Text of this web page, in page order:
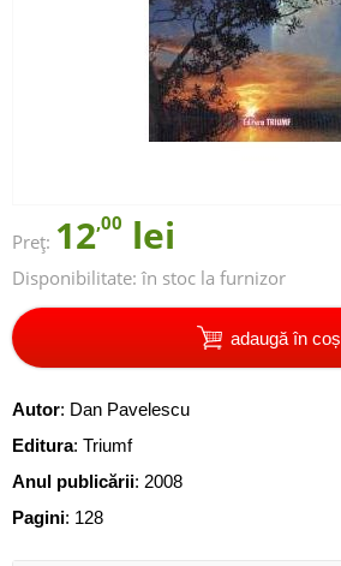
Preț: 12,00 lei
Disponibilitate: în stoc la furnizor
adaugă în coș
Autor: Dan Pavelescu
Editura: Triumf
Anul publicării: 2008
Pagini: 128